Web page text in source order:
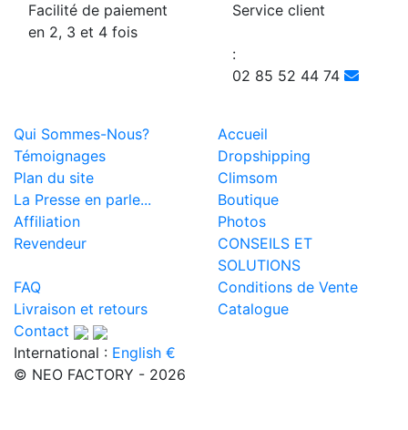
Facilité de paiement
en 2, 3 et 4 fois
Service client
:
02 85 52 44 74
Qui Sommes-Nous?
Accueil
Témoignages
Dropshipping
Plan du site
Climsom
La Presse en parle...
Boutique
Affiliation
Photos
Revendeur
CONSEILS ET
SOLUTIONS
FAQ
Conditions de Vente
Livraison et retours
Catalogue
Contact
International : English €
© NEO FACTORY - 2026